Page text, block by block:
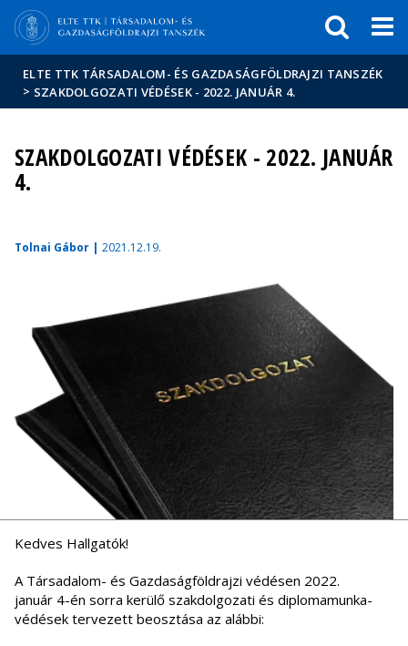
Hírek
Események
ELTE a
sajtóban
ELTE TTK TÁRSADALOM- ÉS GAZDASÁGFÖLDRAJZI TANSZÉK
> SZAKDOLGOZATI VÉDÉSEK - 2022. JANUÁR 4.
SZAKDOLGOZATI VÉDÉSEK - 2022. JANUÁR
4.
Tolnai Gábor | 2021.12.19.
Kedves Hallgatók!
A Társadalom- és Gazdaságföldrajzi védésen 2022.
január 4-én sorra kerülő szakdolgozati és diplomamunka-
védések tervezett beosztása az alábbi: